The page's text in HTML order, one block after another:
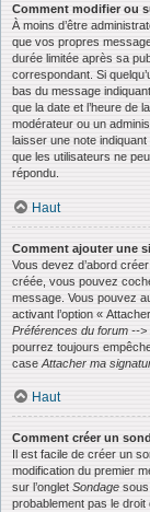
Comment modifier ou
À moins d’être
que vos propres
durée limitée après sa
correspondant. Si
bas du message
que la date et l’heure de
modérateur ou un
laisser une note
que les utilisateurs ne
répondu.
Haut
Comment ajouter une
Vous devez d’abord
créée, vous pouvez
message. Vous pouvez
activant l’option «
Préférences du forum --
pourrez toujours
case Attacher ma
Haut
Comment créer un
Il est facile de créer un
modification du premier
sur l’onglet Sondage
probablement pas le